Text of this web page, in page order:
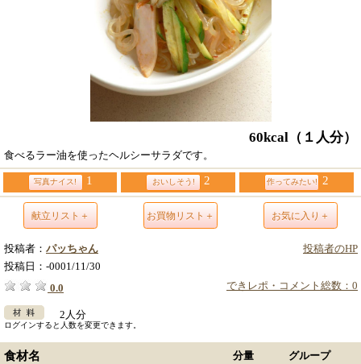
60kcal （１人分）
食べるラー油を使ったヘルシーサラダです。
写真ナイス! 1 おいしそう! 2 作ってみたい! 2
献立リスト＋ お買物リスト＋ お気に入り＋
投稿者のHP
投稿者： パッちゃん
投稿日： -0001/11/30
できレポ・コメント総数：0
0.0
2人分
ログインすると人数を変更できます。
食材名 分量 グループ